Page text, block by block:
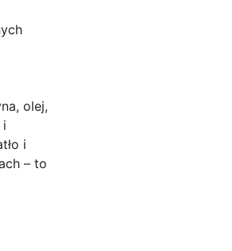
olej,
i
i
– to